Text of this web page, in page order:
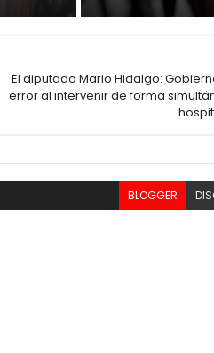
El diputado Mario Hidalgo:
error al intervenir de forma
BLOGGER